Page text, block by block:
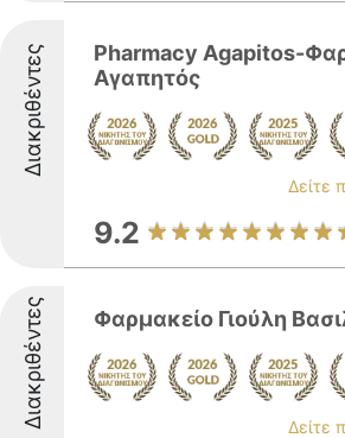
Διακριθέντες
Pharmacy Agapitos-
Αγαπητός
Δείτε
9.2
Διακριθέντες Φαρμακείο Γιούλη
Δείτε